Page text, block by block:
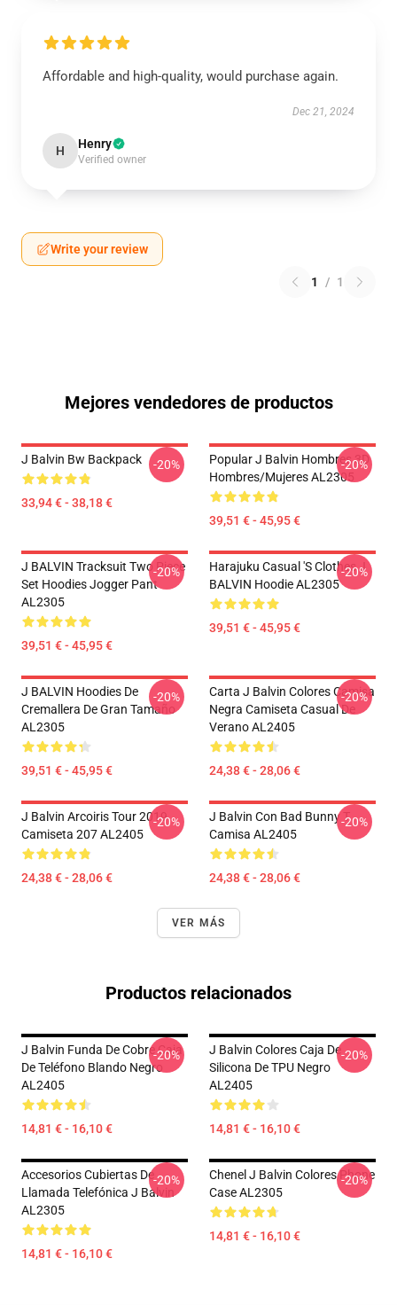
Affordable and high-quality, would purchase again.
Dec 21, 2024
H Henry
Verified owner
Write your review
1 / 1
Mejores vendedores de productos
J Balvin Bw Backpack
33,94 € - 38,18 €
-20%
Popular J Balvin Hombres 3D
Hombres/mujeres AL2305
39,51 € - 45,95 €
-20%
J BALVIN Tracksuit Two Piece
Set Hoodies Jogger Pant
AL2305
39,51 € - 45,95 €
-20%
Harajuku Casual 's Clothes J
BALVIN Hoodie AL2305
39,51 € - 45,95 €
-20%
J BALVIN Hoodies De
Cremallera De Gran Tamaño
AL2305
39,51 € - 45,95 €
-20%
Carta J Balvin Colores Camisa
Negra Camiseta Casual De
Verano AL2405
24,38 € - 28,06 €
-20%
J Balvin Arcoiris Tour 2019
Camiseta 207 AL2405
24,38 € - 28,06 €
-20%
J Balvin Con Bad Bunny T
Camisa AL2405
24,38 € - 28,06 €
-20%
VER MÁS
Productos relacionados
J Balvin Funda De Cobre Caja
De Teléfono Blando Negro
AL2405
14,81 € - 16,10 €
-20%
J Balvin Colores Caja De
Silicona De TPU Negro
AL2405
14,81 € - 16,10 €
-20%
Accesorios Cubiertas De
Llamada Telefónica J Balvin
AL2305
14,81 € - 16,10 €
-20%
Chenel J Balvin Colores Phone
Case AL2305
14,81 € - 16,10 €
-20%